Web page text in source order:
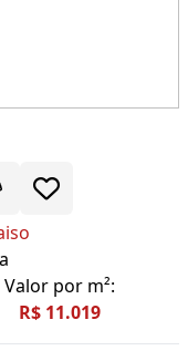
Valor por m²:
R$ 11.019